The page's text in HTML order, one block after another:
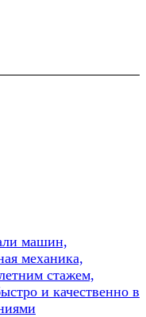
машин,
механика,
стажем,
и качественно в